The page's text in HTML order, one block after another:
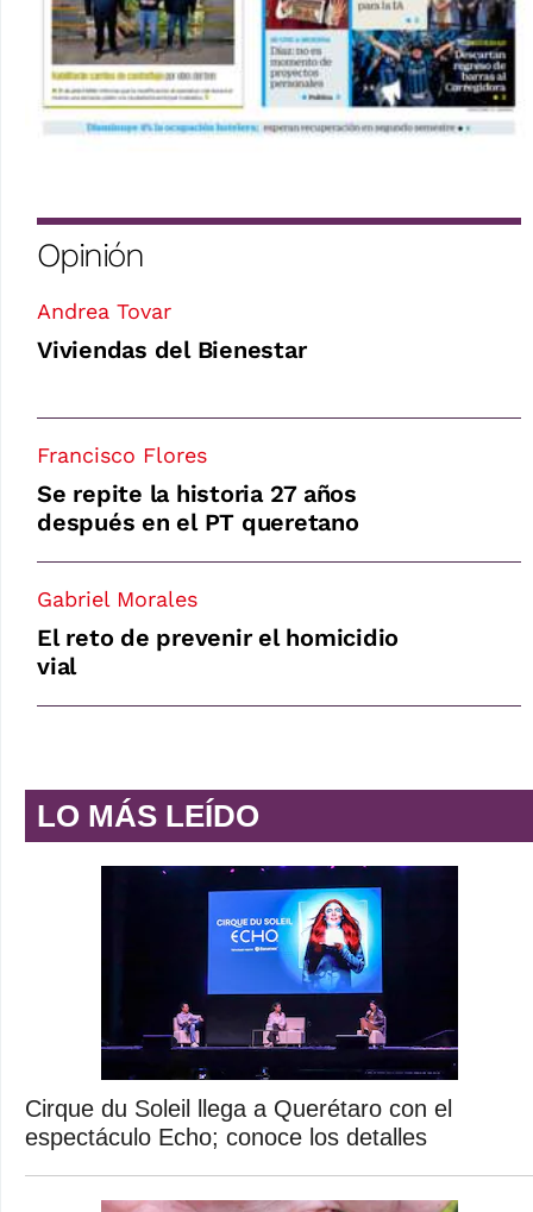
Opinión
Andrea Tovar
Viviendas del Bienestar
Francisco Flores
Se repite la historia 27 años
después en el PT queretano
Gabriel Morales
El reto de prevenir el homicidio
vial
LO MÁS LEÍDO
Cirque du Soleil llega a Querétaro con el
espectáculo Echo; conoce los detalles